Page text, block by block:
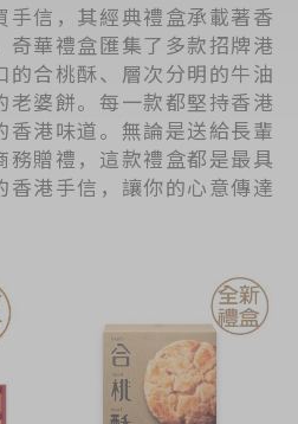
手信，其經典禮盒承載著香
奇華禮盒匯集了多款招牌港
的合桃酥、層次分明的牛油
老婆餅。每一款都堅持香港
香港味道。無論是送給長輩
務贈禮，這款禮盒都是最具
香港手信，讓你的心意傳達